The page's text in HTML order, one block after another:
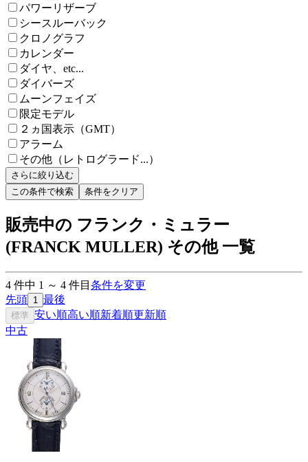
パワーリザーブ
シースルーバック
クロノグラフ
カレンダー
ダイヤ、etc...
ダイバーズ
ムーンフェイズ
限定モデル
２ヵ国表示（GMT）
アラーム
その他（レトログラード...）
さらに絞り込む
この条件で検索
条件をクリア
販売中の フランク・ミュラー
(FRANCK MULLER) その他 一覧
4 件中 1 ～ 4 件目 条件を変更
先頭 1 最後
標準 安い順高い順新着順更新順
中古